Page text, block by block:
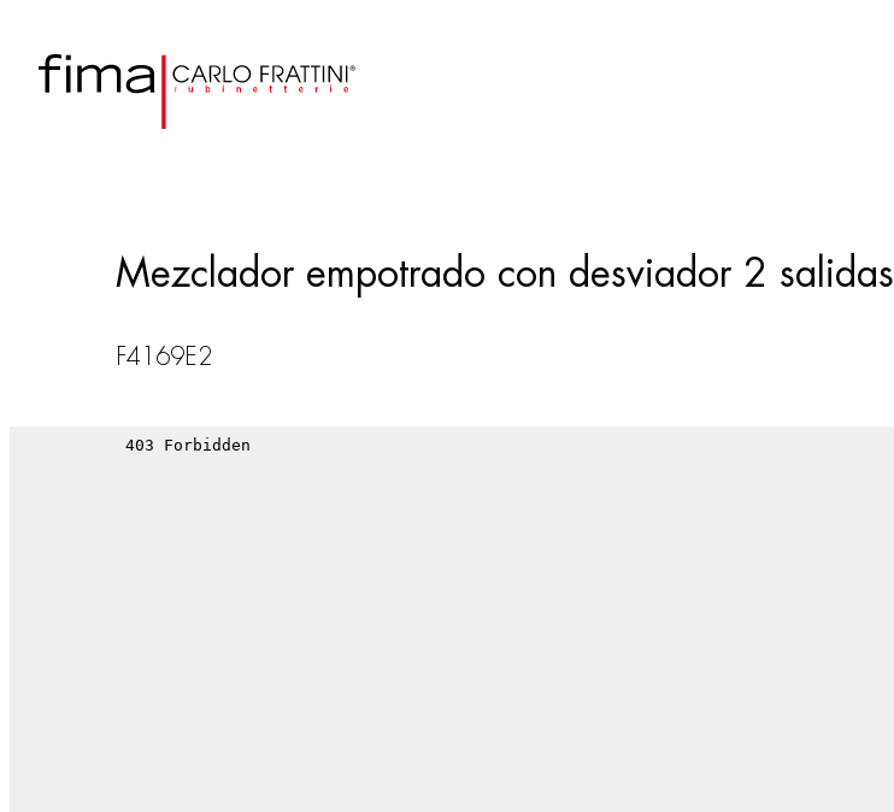
Mezclador empotrado con desviador 2 salidas
F4169E2